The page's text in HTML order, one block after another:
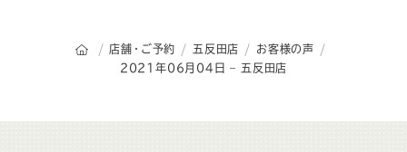
オーダースーツSADAのトップページ
店舗・ご予約 五反田店
お客様の声
2021年06月04日 – 五反田店